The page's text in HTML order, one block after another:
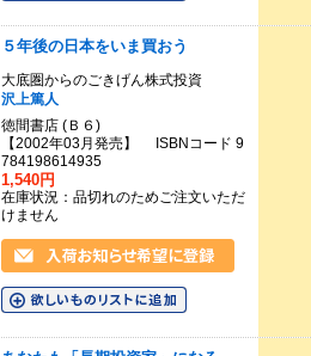
５年後の日本をいま買おう
大底圏からのごきげん株式投資
沢上篤人
徳間書店 (Ｂ６)
【2002年03月発売】 ISBNコード 9
784198614935
1,540円
在庫状況：品切れのためご注文いただ
けません